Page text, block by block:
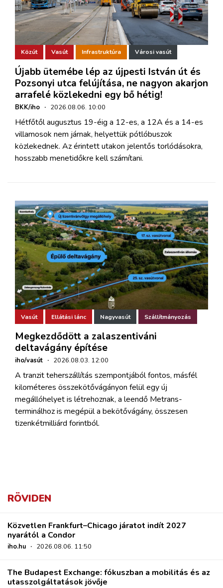
Közút Vasút Infrastruktúra Városi vasút
Újabb ütemébe lép az újpesti István út és
Pozsonyi utca felújítása, ne nagyon akarjon
arrafelé közlekedni egy bő hétig!
BKK/iho · 2026.08.06. 10:00
Hétfőtől augusztus 19-éig a 12-es, a 12A és a 14-es
villamosok nem járnak, helyettük pótlóbuszok
közlekednek. Az érintett utakon jelentős torlódásokra,
hosszabb menetidőkre kell számítani.
Vasút Ellátási lánc Nagyvasút Szállítmányozás
Megkezdődött a zalaszentiváni
deltavágány építése
iho/vasút · 2026.08.03. 12:00
A tranzit teherszállítás szempontjából fontos, másfél
kilométeres összekötővágányon felül egy új
megállóhelyet is létrehoznak, a leendő Metrans-
terminálhoz is megépül a bekötővágány, összesen
tizenkétmilliárd forintból.
RÖVIDEN
Közvetlen Frankfurt–Chicago járatot indít 2027
nyarától a Condor
iho.hu · 2026.08.06. 11:50
The Budapest Exchange: fókuszban a mobilitás és az
utasszolgáltatások jövője